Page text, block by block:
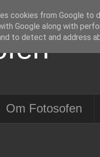
Om Fotosofen
cookies from Google to
Google along with
to detect and address